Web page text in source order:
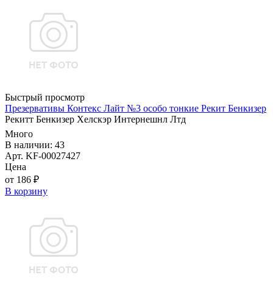
Быстрый просмотр
Презервативы Контекс Лайт №3 особо тонкие Рекит Бенкизер
Рекитт Бенкизер Хелскэр Интернешнл Лтд
Много
В наличии: 43
Арт. KF-00027427
Цена
от 186 ₽
В корзину